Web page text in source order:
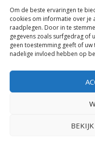
Om de beste ervaringen te
cookies om informatie over je
raadplegen. Door in te
gegevens zoals surfgedrag of
geen toestemming geeft of
nadelige invloed hebben op